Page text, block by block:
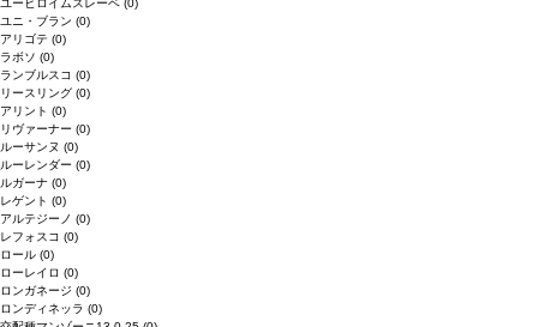
ユービロイムスレーベ (0)
ユニ・ブラン (0)
アリゴテ (0)
ラボソ (0)
ランブルスコ (0)
リースリング (0)
アリント (0)
リヴァーナー (0)
ルーサンヌ (0)
ルーレンダー (0)
ルガーナ (0)
レゲント (0)
アルテジーノ (0)
レフォスコ (0)
ロール (0)
ローレイロ (0)
ロンガネージ (0)
ロンディネッラ (0)